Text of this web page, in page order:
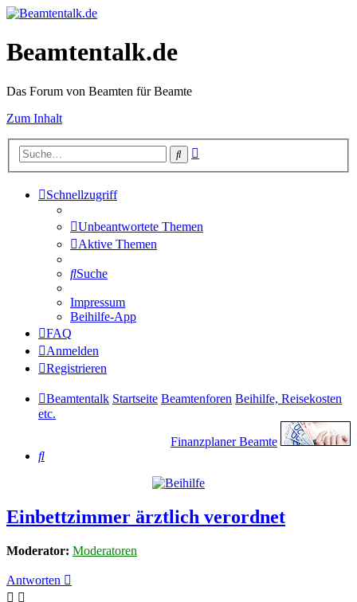
Beamtentalk.de
Das Forum von Beamten für Beamte
Zum Inhalt
Suche
Schnellzugriff
Unbeantwortete Themen
Aktive Themen
Suche
Impressum
Beihilfe-App
FAQ
Anmelden
Registrieren
Beamtentalk Startseite Beamtenforen Beihilfe, Reisekosten
etc.
Finanzplaner Beamte
Suche
Einbettzimmer ärztlich verordnet
Moderator: Moderatoren
Antworten